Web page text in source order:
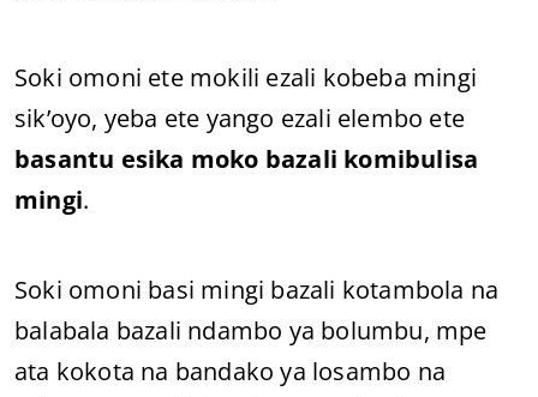
Soki omoni ete mokili ezali kobeba mingi
sik’oyo, yeba ete yango ezali elembo ete
basantu esika moko bazali komibulisa
mingi.
Soki omoni basi mingi bazali kotambola na
balabala bazali ndambo ya bolumbu, mpe
ata kokota na bandako ya losambo na